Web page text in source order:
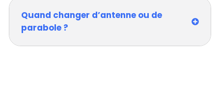
Quand changer d’antenne ou de
parabole ?